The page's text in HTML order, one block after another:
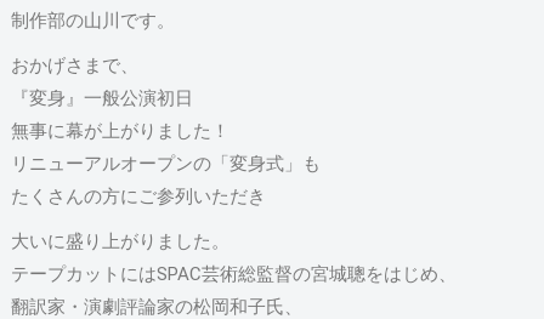
制作部の山川です。
おかげさまで、
『変身』一般公演初日
無事に幕が上がりました！
リニューアルオープンの「変身式」も
たくさんの方にご参列いただき
大いに盛り上がりました。
テープカットにはSPAC芸術総監督の宮城聰をはじめ、
翻訳家・演劇評論家の松岡和子氏、